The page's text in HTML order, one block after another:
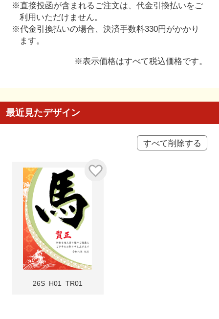
※直接投函が含まれるご注文は、代金引換払いをご
利用いただけません。
※代金引換払いの場合、決済手数料330円がかかり
ます。
※表示価格はすべて税込価格です。
最近見たデザイン
すべて削除する
26S_H01_TR01